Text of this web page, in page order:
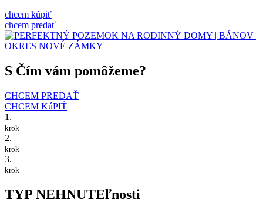
chcem kúpiť
chcem predať
S Čím vám pomôžeme?
CHCEM PREDAŤ
CHCEM KúPIŤ
1.
krok
2.
krok
3.
krok
TYP NEHNUTEľnosti